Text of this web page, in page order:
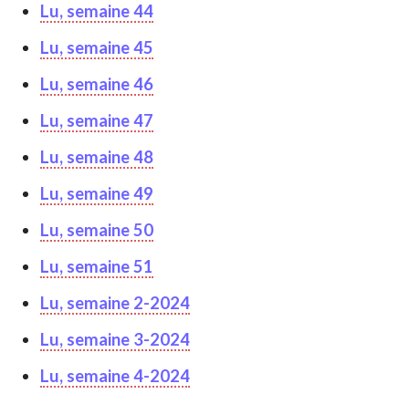
Lu, semaine 44
Lu, semaine 45
Lu, semaine 46
Lu, semaine 47
Lu, semaine 48
Lu, semaine 49
Lu, semaine 50
Lu, semaine 51
Lu, semaine 2-2024
Lu, semaine 3-2024
Lu, semaine 4-2024